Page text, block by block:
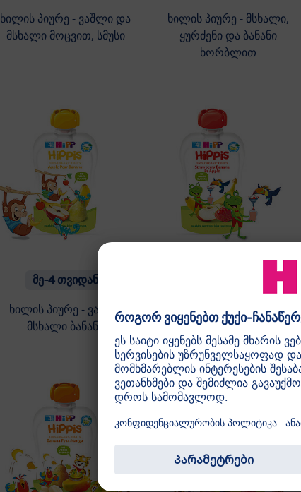
ხილის პიურე - ვაშლი და
მსხალი მოცვით, სმუსი
ხილის პიურე - მსხალი,
ყურძენი და ბანანი
ხორბლით
მე-4 თვიდან
ხილის პიურე - ვაშლი
მსხალი ბანანი
ხილის პიურე - მარწყვი
და ბანანი ვაშლით